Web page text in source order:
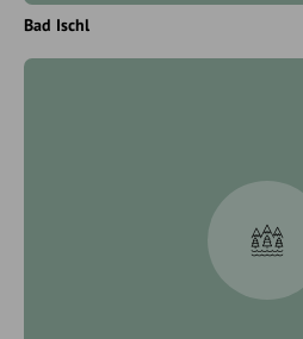
Bad Ischl